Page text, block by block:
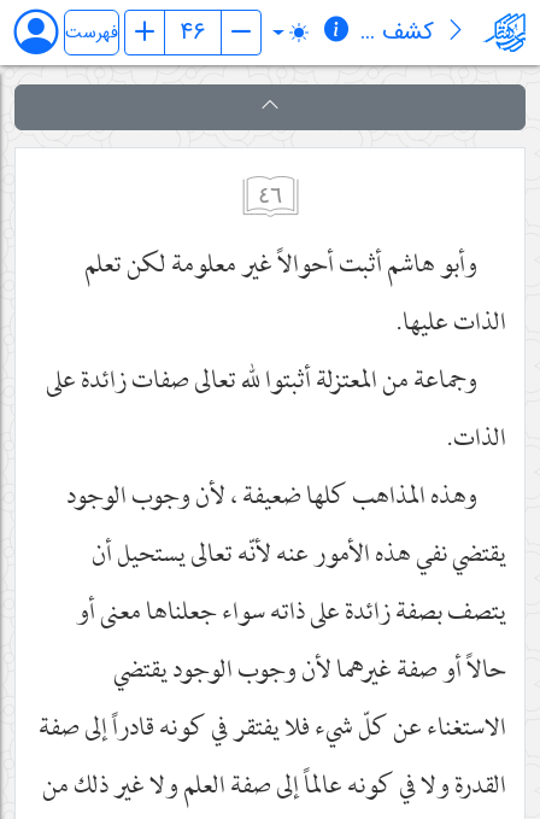
کشف المراد في شرح تجرید الإعتقاد (قسم الإلهیات) فهرست
٤٦
وأبو هاشم أثبت أحوالاً غير معلومة لكن تعلم
الذات عليها.
وجماعة من المعتزلة أثبتوا لله تعالى صفات زائدة على
الذات.
وهذه المذاهب كلها ضعيفة ، لأن وجوب الوجود
يقتضي نفي هذه الأمور عنه لأنّه تعالى يستحيل أن
يتصف بصفة زائدة على ذاته سواء جعلناها معنى أو
حالاً أو صفة غيرهما لأن وجوب الوجود يقتضي
الاستغناء عن كلّ شيء فلا يفتقر في كونه قادراً إلى صفة
القدرة ولا في كونه عالماً إلى صفة العلم ولا غير ذلك من